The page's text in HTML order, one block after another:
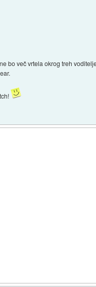
bo več vrtela okrog treh